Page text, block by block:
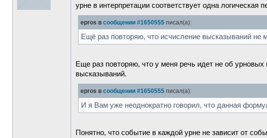
урне в интерпретации соответствует одна
epros в сообщении #1650555 писал(а):
Ещё раз повторяю, что исчисление высказываний не
Еще раз повторяю, что у меня речь идет не об
высказываний.
epros в сообщении #1650555 писал(а):
И я Вам уже неоднократно говорил, что данная
Понятно, что событие в каждой урне не зависит от